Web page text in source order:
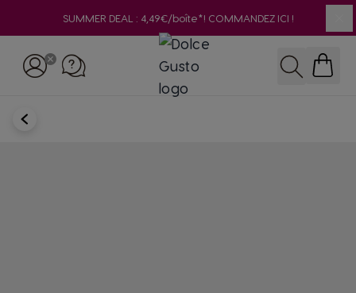
SUMMER DEAL : 4,49€/boîte*! COMMANDEZ ICI !
Rechercher
RETOUR